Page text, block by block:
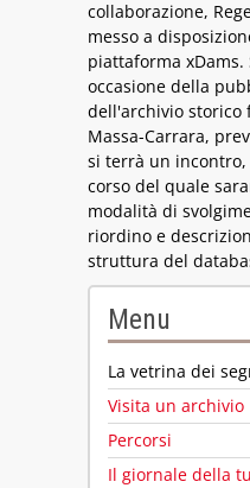
collaborazione,
messo a
piattaforma xDams.
occasione della
dell'archivio storico
Massa-Carrara,
si terrà un
corso del quale
modalità di
riordino e
struttura del
Menu
La vetrina dei
Visita un archivio
Percorsi
Il giornale della